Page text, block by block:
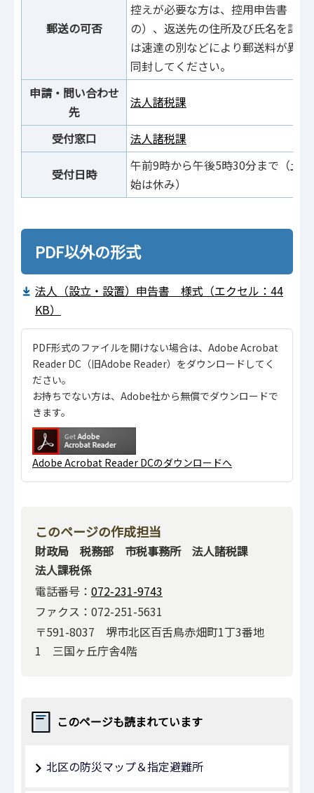
郵送の可否
控えが必要な方は、控用申告書（
の）、返送先の住所及び氏名を記
は速達の別などにより郵送料が異
同封してください。
申請・問い合わせ
先
法人諸税課
受付窓口 法人諸税課
受付日時
午前9時から午後5時30分まで（土
始は休み）
PDF以外の形式
法人（設立・設置）申告書 様式（エクセル：44
KB）
PDF形式のファイルを開けない場合は、Adobe Acrobat
Reader DC（旧Adobe Reader）をダウンロードしてく
ださい。
お持ちでない方は、Adobe社から無償でダウンロードで
きます。
Adobe Acrobat Reader DCのダウンロードへ
このページの作成担当
財政局 税務部 市税事務所 法人諸税課
法人課税係
電話番号： 072-231-9743
ファクス：072-251-5631
〒591-8037 堺市北区百舌鳥赤畑町1丁3番地
1 三国ヶ丘庁舎4階
このページも読まれています
北区の防災マップ＆指定避難所